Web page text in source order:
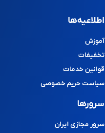
اطلاعیه‌ها
آموزش
تخفیفات
قوانین خدمات
سیاست حریم خصوصی
سرورها
سرور مجازی ایران